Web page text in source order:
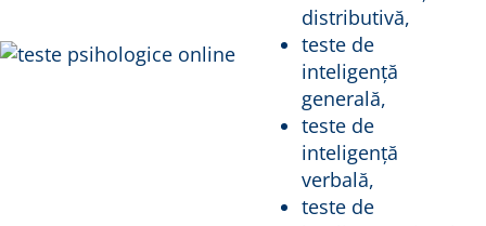
distributivă,
teste de
inteligență
generală,
teste de
inteligență
verbală,
teste de